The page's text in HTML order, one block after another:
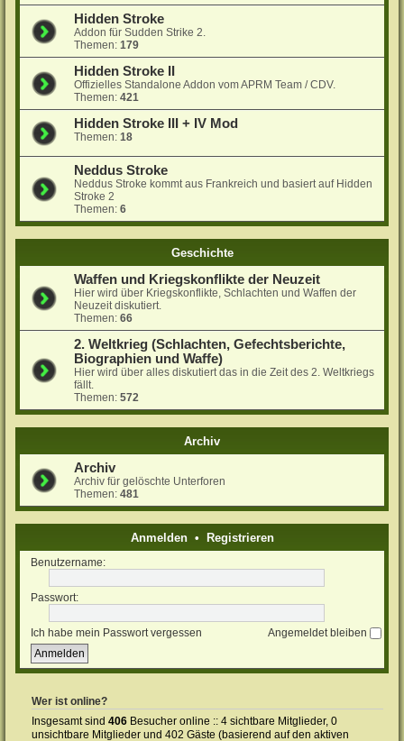
Hidden Stroke
Addon für Sudden Strike 2.
Themen:179
Hidden Stroke II
Offizielles Standalone Addon vom APRM Team / CDV.
Themen:421
Hidden Stroke III + IV Mod
Themen:18
Neddus Stroke
Neddus Stroke kommt aus Frankreich und basiert auf Hidden
Stroke 2
Themen:6
Geschichte
Waffen und Kriegskonflikte der Neuzeit
Hier wird über Kriegskonflikte, Schlachten und Waffen der
Neuzeit diskutiert.
Themen:66
2. Weltkrieg (Schlachten, Gefechtsberichte,
Biographien und Waffe)
Hier wird über alles diskutiert das in die Zeit des 2. Weltkriegs
fällt.
Themen:572
Archiv
Archiv
Archiv für gelöschte Unterforen
Themen:481
Anmelden• Registrieren
Benutzername:
Passwort:
Ich habe mein Passwort vergessen Angemeldet bleiben
Wer ist online?
Insgesamt sind406 Besucher online :: 4 sichtbare Mitglieder, 0
unsichtbare Mitglieder und 402 Gäste (basierend auf den aktiven